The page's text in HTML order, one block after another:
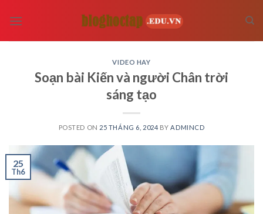
VIDEO HAY
Soạn bài Kiến và người Chân trời
sáng tạo
POSTED ON 25 THÁNG 6, 2024 BY ADMINCD
25
Th6